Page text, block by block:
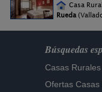
Casa
Rueda
Búsquedas
Casas
Ofertas Casas